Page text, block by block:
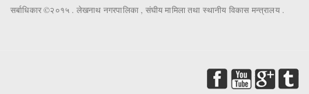
सर्बाधिकार ©२०१५ . लेखनाथ नगरपालिका , संघीय मामिला तथा स्थानीय विकास मन्त्रालय .